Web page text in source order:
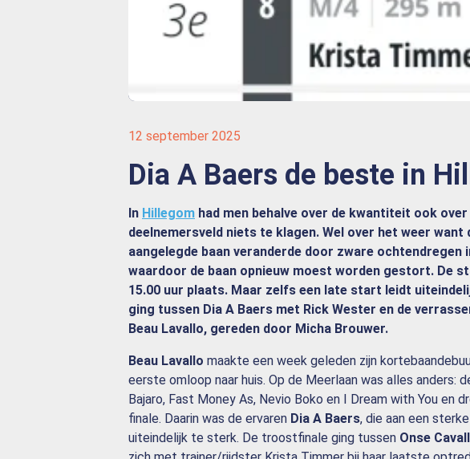
12 september 2025
Dia A Baers de beste in
In Hillegom had men behalve over de kwantiteit ook
deelnemersveld niets te klagen. Wel over het weer
aangelegde baan veranderde door zware ochtendregen
waardoor de baan opnieuw moest worden gestort. De
15.00 uur plaats. Maar zelfs een late start leidt
ging tussen Dia A Baers met Rick Wester en de
Beau Lavallo, gereden door Micha Brouwer.
Beau Lavallo maakte een week geleden zijn
eerste omloop naar huis. Op de Meerlaan was alles anders:
Bajaro, Fast Money As, Nevio Boko en I Dream with You en
finale. Daarin was de ervaren Dia A Baers, die aan een
uiteindelijk te sterk. De troostfinale ging tussen Onse